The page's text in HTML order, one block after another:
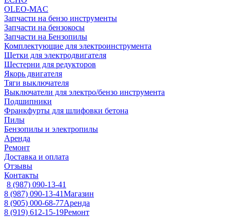
OLEO-MAC
Запчасти на бензо инструменты
Запчасти на бензокосы
Запчасти на Бензопилы
Комплектующие для электроинструмента
Щетки для электродвигателя
Шестерни для редукторов
Якорь двигателя
Тяги выключателя
Выключатели для электро/бензо инструмента
Подшипники
Франкфурты для шлифовки бетона
Пилы
Бензопилы и электропилы
Аренда
Ремонт
Доставка и оплата
Отзывы
Контакты
8 (987) 090-13-41
8 (987) 090-13-41Магазин
8 (905) 000-68-77Аренда
8 (919) 612-15-19Ремонт